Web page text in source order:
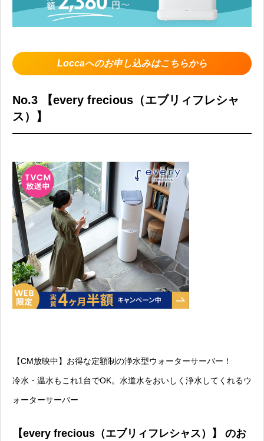
Loccaへのお申し込みはこちらから
No.3 【every frecious（エブリィフレシャ
ス）】
【CM放映中】お得な定額制の浄水型ウォーターサーバー！
冷水・温水もこれ1台でOK。水道水をおいしく浄水してくれるウ
ォーターサーバー
【every frecious（エブリィフレシャス）】 のお